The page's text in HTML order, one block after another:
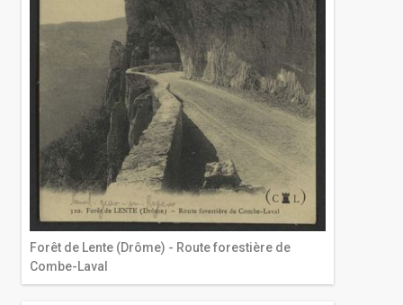
Forêt de Lente (Drôme) - Route forestière de
Combe-Laval